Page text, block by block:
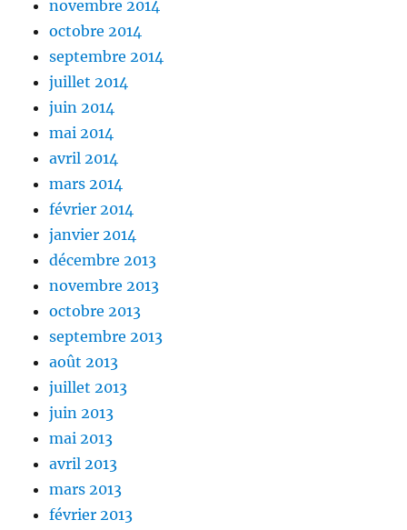
novembre 2014
octobre 2014
septembre 2014
juillet 2014
juin 2014
mai 2014
avril 2014
mars 2014
février 2014
janvier 2014
décembre 2013
novembre 2013
octobre 2013
septembre 2013
août 2013
juillet 2013
juin 2013
mai 2013
avril 2013
mars 2013
février 2013